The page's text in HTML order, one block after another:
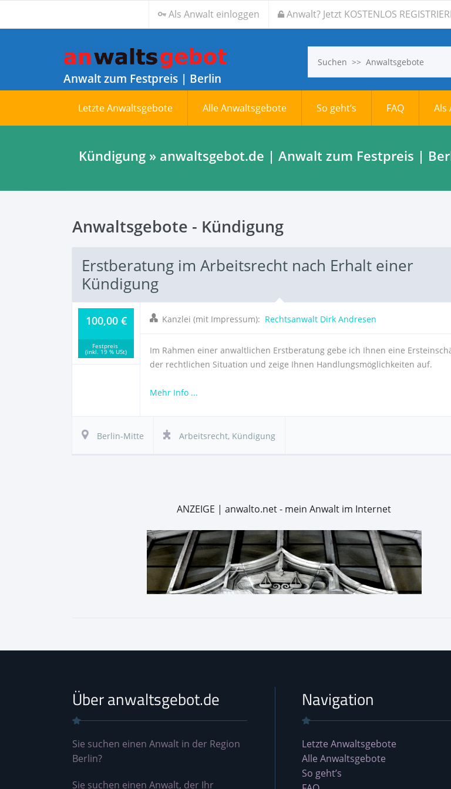
Als Anwalt einloggen Anwalt? Jetzt KOSTENLOS
Anwalt zum Festpreis | Berlin
Letzte Anwaltsgebote Alle Anwaltsgebote So geht’s FAQ Als
Kündigung » anwaltsgebot.de | Anwalt zum Festpreis |
Anwaltsgebote - Kündigung
Erstberatung im Arbeitsrecht nach Erhalt einer
Kündigung
100,00 €
Festpreis
(inkl. 19 % USt)
Kanzlei (mit Impressum): Rechtsanwalt Dirk Andresen
Im Rahmen einer anwaltlichen Erstberatung gebe ich Ihnen eine
der rechtlichen Situation und zeige Ihnen Handlungsmöglichkeiten auf.
Mehr Info ...
Berlin-Mitte Arbeitsrecht, Kündigung
ANZEIGE | anwalto.net - mein Anwalt im Internet
Über anwaltsgebot.de
Sie suchen einen Anwalt in der Region
Berlin?
Sie suchen einen Anwalt, der Ihr
Navigation
Letzte Anwaltsgebote
Alle Anwaltsgebote
So geht’s